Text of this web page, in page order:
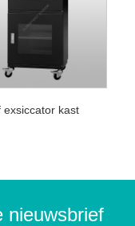
exsiccator kast
nieuwsbrief